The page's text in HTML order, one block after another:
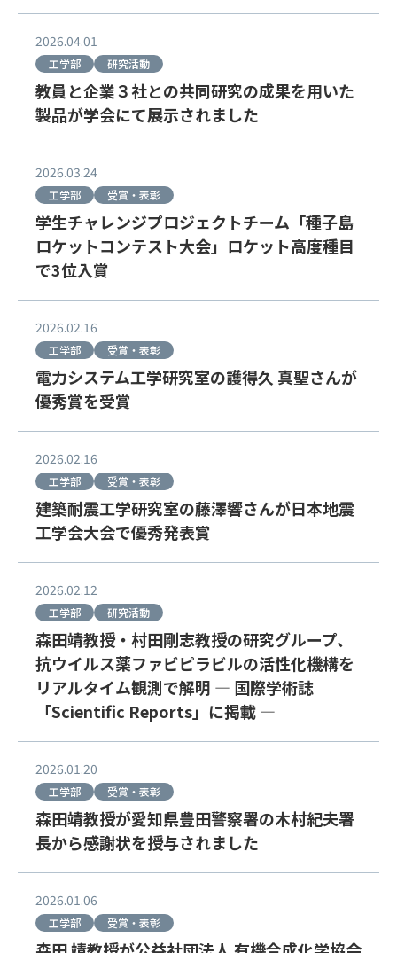
2026.04.01
工学部 研究活動
教員と企業３社との共同研究の成果を用いた
製品が学会にて展示されました
2026.03.24
工学部 受賞・表彰
学生チャレンジプロジェクトチーム「種子島
ロケットコンテスト大会」ロケット高度種目
で3位入賞
2026.02.16
工学部 受賞・表彰
電力システム工学研究室の護得久 真聖さんが
優秀賞を受賞
2026.02.16
工学部 受賞・表彰
建築耐震工学研究室の藤澤響さんが日本地震
工学会大会で優秀発表賞
2026.02.12
工学部 研究活動
森田靖教授・村田剛志教授の研究グループ、
抗ウイルス薬ファビピラビルの活性化機構を
リアルタイム観測で解明 ― 国際学術誌
「Scientific Reports」に掲載 ―
2026.01.20
工学部 受賞・表彰
森田靖教授が愛知県豊田警察署の木村紀夫署
長から感謝状を授与されました
2026.01.06
工学部 受賞・表彰